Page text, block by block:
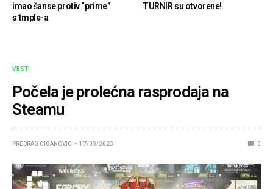
imao šanse protiv “prime”
s1mple-a
TURNIR su otvorene!
VESTI
Počela je prolećna rasprodaja na
Steamu
PREDRAG CIGANOVIC 17/03/2023 0